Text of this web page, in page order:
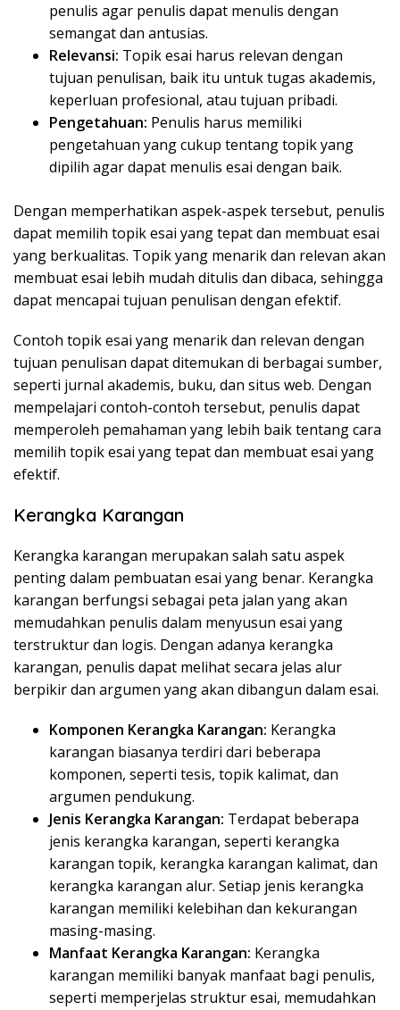
penulis agar penulis dapat menulis dengan
semangat dan antusias.
Relevansi: Topik esai harus relevan dengan
tujuan penulisan, baik itu untuk tugas akademis,
keperluan profesional, atau tujuan pribadi.
Pengetahuan: Penulis harus memiliki
pengetahuan yang cukup tentang topik yang
dipilih agar dapat menulis esai dengan baik.
Dengan memperhatikan aspek-aspek tersebut, penulis
dapat memilih topik esai yang tepat dan membuat esai
yang berkualitas. Topik yang menarik dan relevan akan
membuat esai lebih mudah ditulis dan dibaca, sehingga
dapat mencapai tujuan penulisan dengan efektif.
Contoh topik esai yang menarik dan relevan dengan
tujuan penulisan dapat ditemukan di berbagai sumber,
seperti jurnal akademis, buku, dan situs web. Dengan
mempelajari contoh-contoh tersebut, penulis dapat
memperoleh pemahaman yang lebih baik tentang cara
memilih topik esai yang tepat dan membuat esai yang
efektif.
Kerangka Karangan
Kerangka karangan merupakan salah satu aspek
penting dalam pembuatan esai yang benar. Kerangka
karangan berfungsi sebagai peta jalan yang akan
memudahkan penulis dalam menyusun esai yang
terstruktur dan logis. Dengan adanya kerangka
karangan, penulis dapat melihat secara jelas alur
berpikir dan argumen yang akan dibangun dalam esai.
Komponen Kerangka Karangan: Kerangka
karangan biasanya terdiri dari beberapa
komponen, seperti tesis, topik kalimat, dan
argumen pendukung.
Jenis Kerangka Karangan: Terdapat beberapa
jenis kerangka karangan, seperti kerangka
karangan topik, kerangka karangan kalimat, dan
kerangka karangan alur. Setiap jenis kerangka
karangan memiliki kelebihan dan kekurangan
masing-masing.
Manfaat Kerangka Karangan: Kerangka
karangan memiliki banyak manfaat bagi penulis,
seperti memperjelas struktur esai, memudahkan